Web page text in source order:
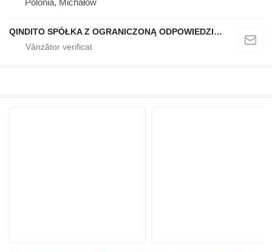
QINDITO SPÓŁKA Z OGRANICZONĄ ODPOWIEDZIALNOŚCIĄ